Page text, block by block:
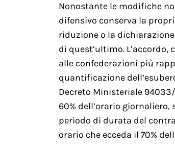
Nonostante le modifiche
difensivo conserva la
riduzione o la
di quest’ultimo.
alle confederazioni più
quantificazione
Decreto Ministeriale
60% dell’orario
periodo di durata del
orario che ecceda il 70%